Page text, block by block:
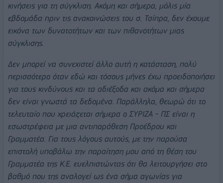
κινήσεις για τη σύγκλιση. Ακόμη και σήμερα, μόλις μία
εβδομάδα πριν τις ανακοινώσεις του σ. Τσίπρα, δεν έχουμε
εικόνα των δυνατοτήτων και των πιθανοτήτων μιας
σύγκλισης.
Δεν μπορεί να συνεχιστεί άλλο αυτή η κατάσταση, πολύ
περισσότερο όταν εδώ και τόσους μήνες έχω προειδοποιήσει
για τους κινδύνους και τα αδιέξοδα και ακόμα και σήμερα
δεν είναι γνωστά τα δεδομένα. Παράλληλα, θεωρώ ότι το
τελευταίο που χρειάζεται σήμερα ο ΣΥΡΙΖΑ - ΠΣ είναι η
εσωστρέφεια με μια αντιπαράθεση Προέδρου και
Γραμματέα. Για τους λόγους αυτούς, με την παρούσα
επιστολή υποβάλω την παραίτηση μου από τη θέση του
Γραμματέα της Κ.Ε. ευελπιστώντας ότι θα λειτουργήσει στο
βαθμό που της αναλογεί ως ένα σήμα αγωνίας για